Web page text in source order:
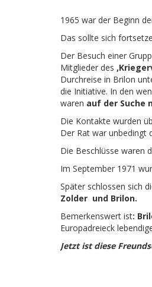
1965 war der Beginn
Das sollte sich
Der Besuch einer
Mitglieder des
Durchreise in Brilon
die Initiative. In den
waren auf der Suche
Die Kontakte wurden
Der Rat war unbedingt
Die Beschlüsse waren
Im September 1971
Später schlossen sich
Zolder und Brilon.
Bemerkenswert ist:
Europadreieck
Jetzt ist diese